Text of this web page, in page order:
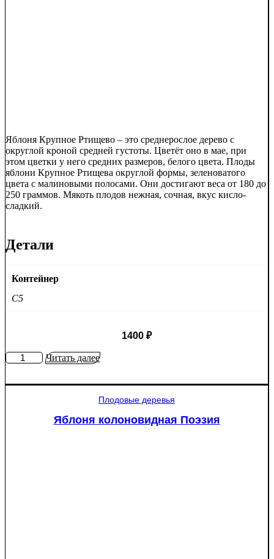
Яблоня Крупное Ртищево – это среднерослое дерево с
округлой кроной средней густоты. Цветёт оно в мае, при
этом цветки у него средних размеров, белого цвета. Плоды
яблони Крупное Ртищева округлой формы, зеленоватого
цвета с малиновыми полосами. Они достигают веса от 180 до
250 граммов. Мякоть плодов нежная, сочная, вкус кисло-
сладкий.
Детали
Контейнер
C5
1400 ₽
КоличествоЧитать далее
Плодовые деревья
Яблоня колоновидная Поэзия